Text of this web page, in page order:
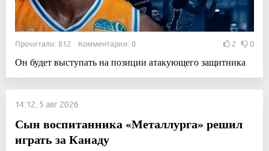
Прочитали: 812 Комментарии: 0 2 0
Он будет выступать на позиции атакующего защитника
14:12, 5 авг 2026
Сын воспитанника «Металлурга» решил
играть за Канаду